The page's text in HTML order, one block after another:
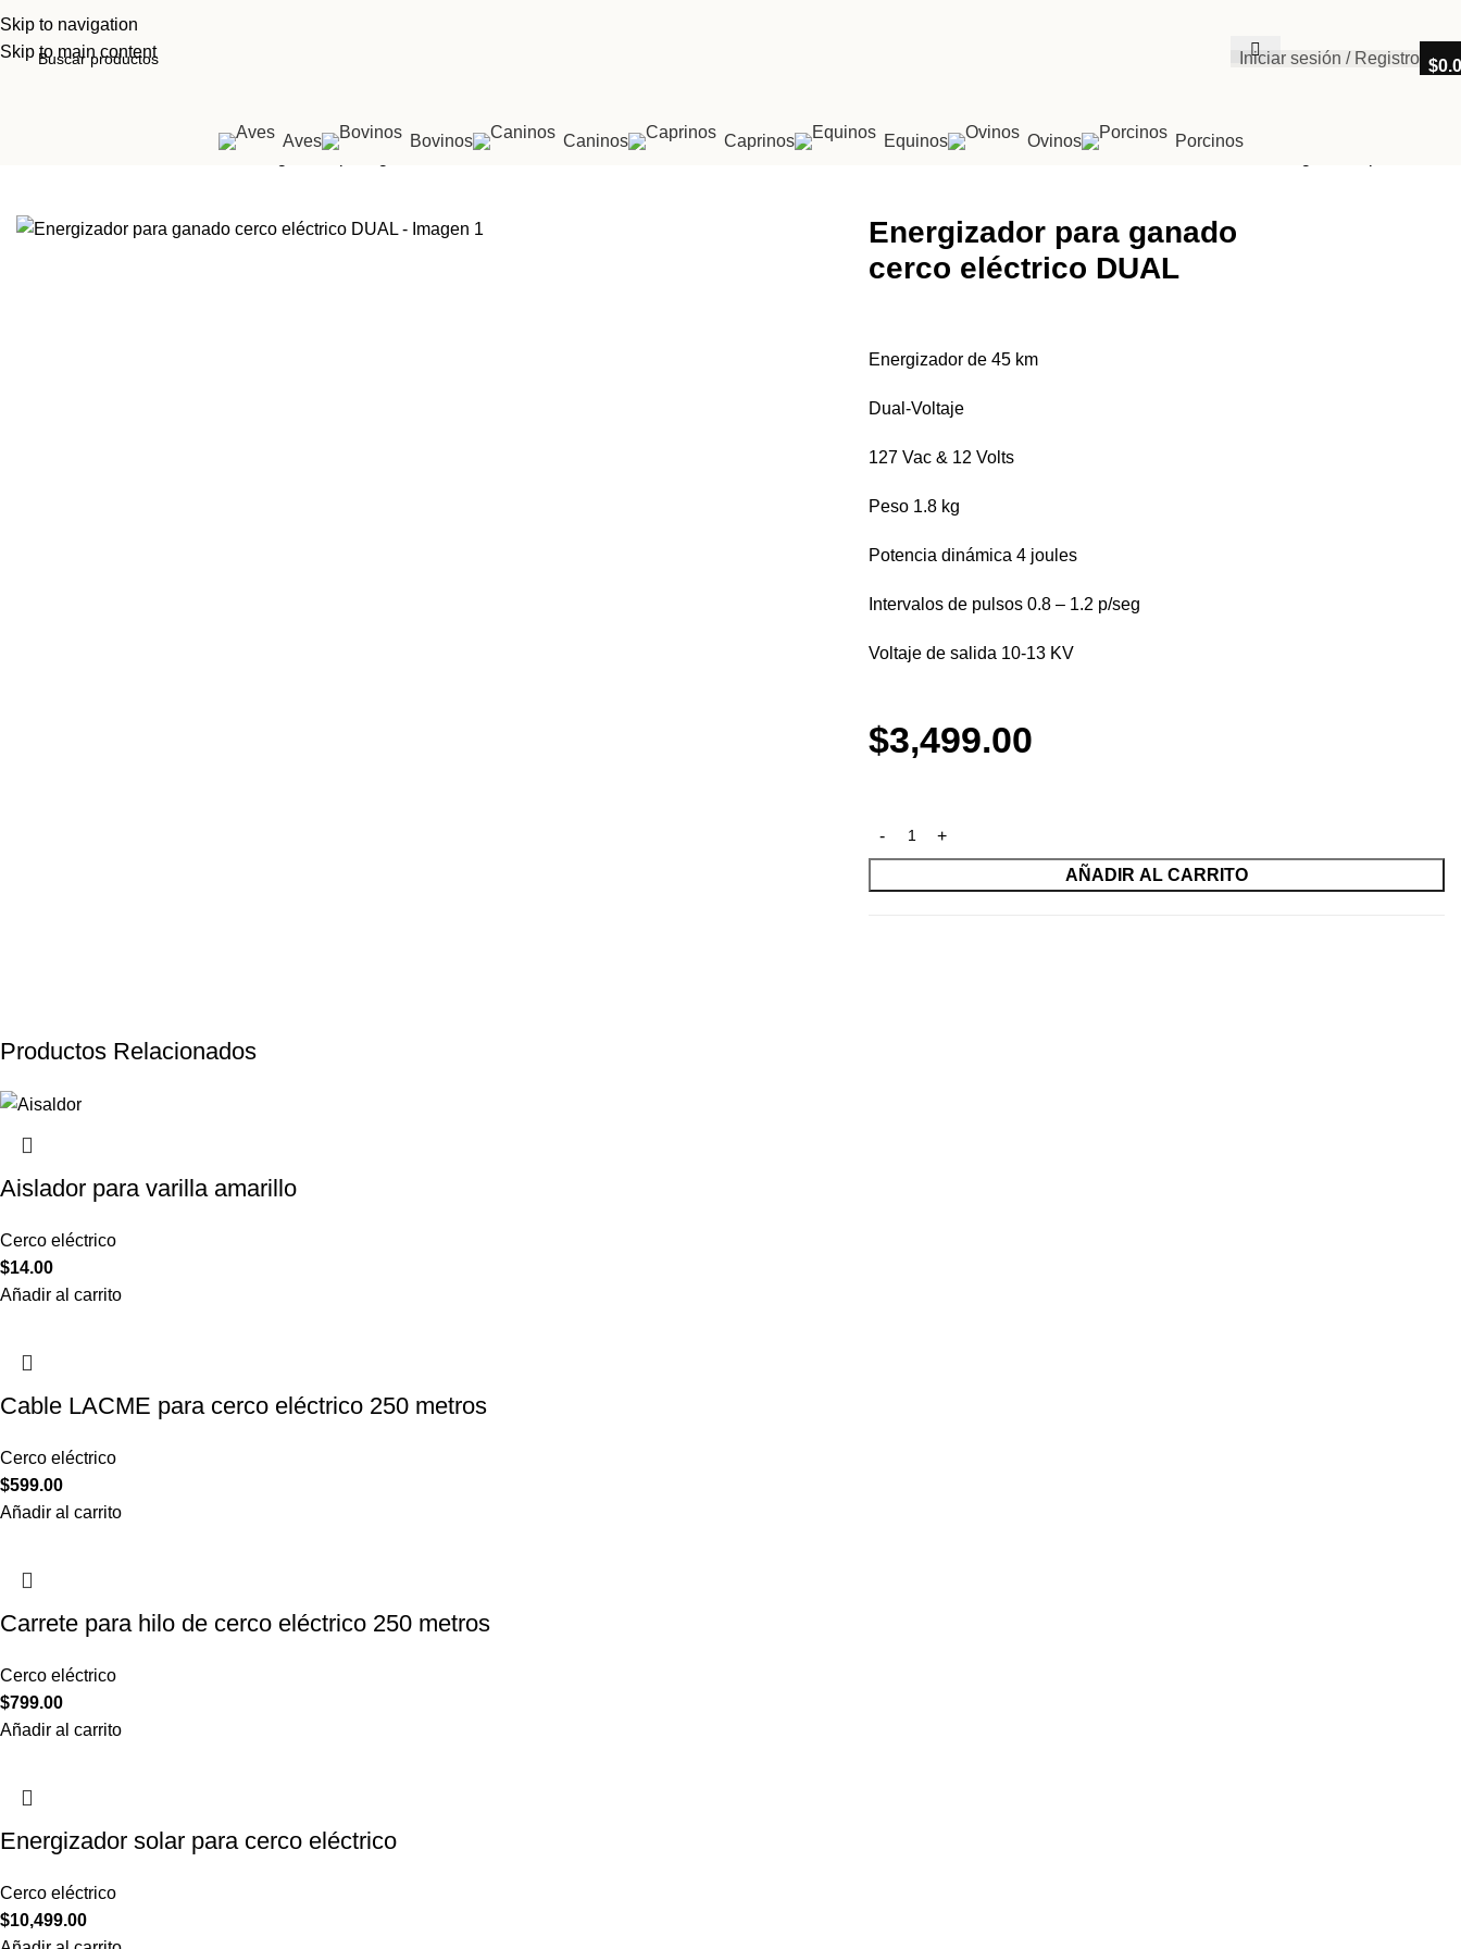
Skip to navigation
Skip to main content
Iniciar sesión / Registro $
Aves Bovinos Caninos Caprinos Equinos Ovinos
Porcinos
Energizador para ganado
cerco eléctrico DUAL
Energizador de 45 km
Dual-Voltaje
127 Vac & 12 Volts
Peso 1.8 kg
Potencia dinámica 4 joules
Intervalos de pulsos 0.8 – 1.2 p/seg
Voltaje de salida 10-13 KV
$3,499.00
AÑADIR AL CARRITO
Productos Relacionados
Aislador para varilla amarillo
Cerco eléctrico
$14.00
Añadir al carrito
Cable LACME para cerco eléctrico 250 metros
Cerco eléctrico
$599.00
Añadir al carrito
Carrete para hilo de cerco eléctrico 250 metros
Cerco eléctrico
$799.00
Añadir al carrito
Energizador solar para cerco eléctrico
Cerco eléctrico
$10,499.00